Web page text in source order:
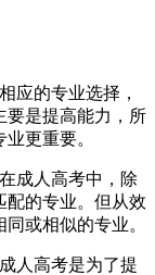
的专业选择，
要是提高能力，所
更重要。
成人高考中，除
配的专业。但从效
或相似的专业。
人高考是为了提